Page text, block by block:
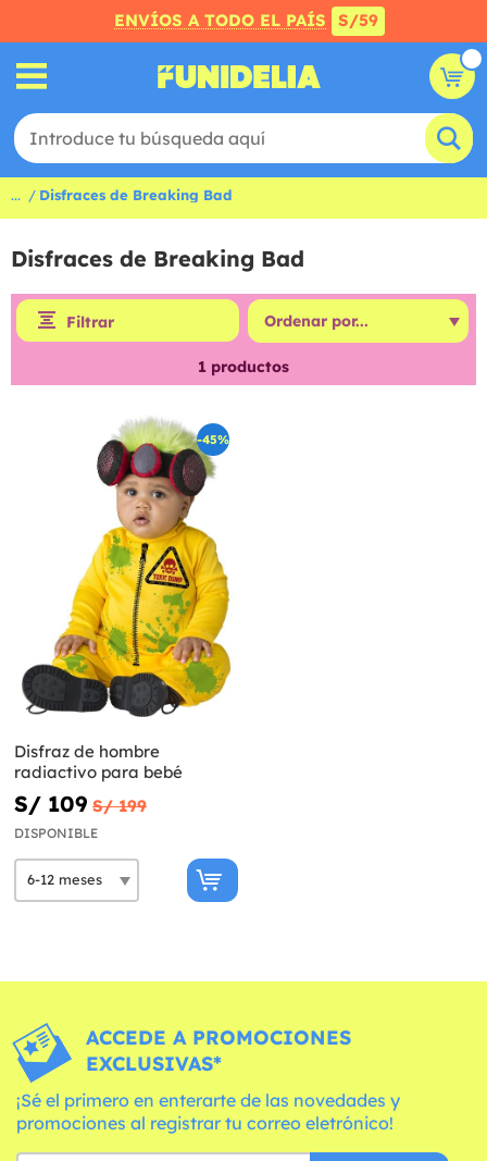
ENVÍOS A TODO EL PAÍS S/59
... Disfraces de Breaking Bad
Disfraces de Breaking Bad
Filtrar
1 productos
-45%
Disfraz de hombre
radiactivo para bebé
S/ 109 S/ 199
DISPONIBLE
ACCEDE A PROMOCIONES
EXCLUSIVAS*
¡Sé el primero en enterarte de las novedades y
promociones al registrar tu correo eletrónico!